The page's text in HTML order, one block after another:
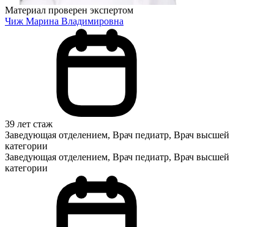
Материал проверен экспертом
Чиж Марина Владимировна
39 лет стаж
Заведующая отделением, Врач педиатр, Врач высшей
категории
Заведующая отделением, Врач педиатр, Врач высшей
категории